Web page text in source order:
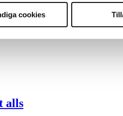
cookies
motiv
alls